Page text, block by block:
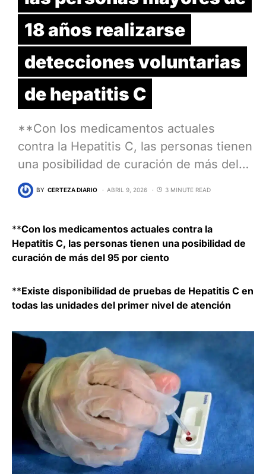
18 años realizarse
detecciones voluntarias
de hepatitis C
**Con los medicamentos actuales
contra la Hepatitis C, las personas tienen
una posibilidad de curación de más del…
BY CERTEZA DIARIO ABRIL 9, 2026 3 MINUTE READ
**Con los medicamentos actuales contra la
Hepatitis C, las personas tienen una posibilidad de
curación de más del 95 por ciento
**Existe disponibilidad de pruebas de Hepatitis C en
todas las unidades del primer nivel de atención